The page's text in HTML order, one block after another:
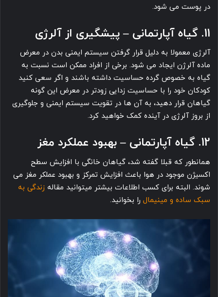
در پوست می ‎شود.
11. گیاه آپارتمانی – پیشگیری از آلرژی
آلرژی معمولا به دلیل قرار گرفتن سیستم ایمنی بدن در معرض
ماده آلرژن ایجاد می شود. برخی از افراد ممکن است نسبت به
گیاه به خصوص گرده حساسیت داشته باشند و اگر سعی کنید
کودکان خود را با حساسیت زدایی زودتر در معرض این گونه
گیاهان قرار دهید، به آن ها در تقویت سیستم ایمنی و جلوگیری
از بروز آلرژی در آینده کمک خواهید کرد.
12. گیاه آپارتمانی – بهبود عملکرد مغز
همانطور که قبلا گفته شد، گیاهان خانگی با افزایش سطح
اکسیژن موجود در هوا باعث افزایش تمرکز و بهبود عملکر مغز می
زندگی به
سبک ساده و مینیمال را بخوانید.